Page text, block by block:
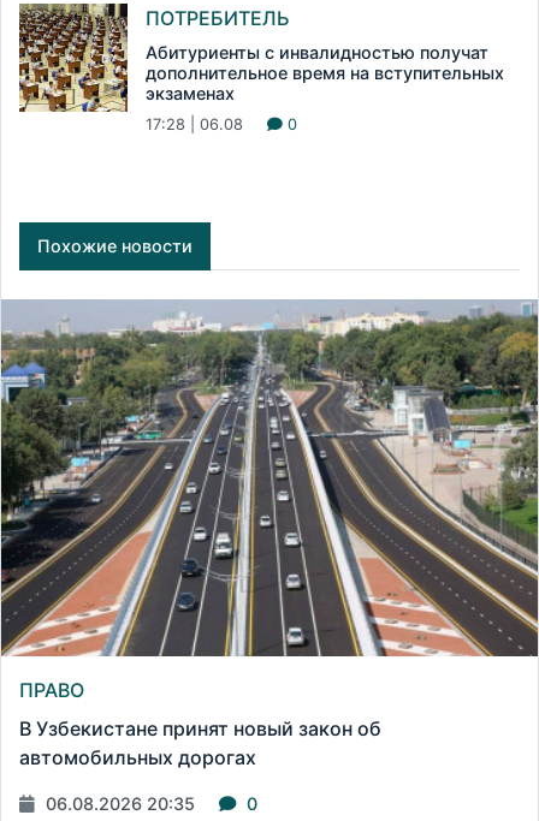
ПОТРЕБИТЕЛЬ
Абитуриенты с инвалидностью получат
дополнительное время на вступительных
экзаменах
17:28 | 06.08 0
Похожие новости
ПРАВО
В Узбекистане принят новый закон об
автомобильных дорогах
06.08.2026 20:35 0